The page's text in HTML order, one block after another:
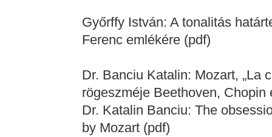
Győrffy István: A tonalitás
Ferenc emlékére (pdf)
Dr. Banciu Katalin: Mozart, „La
rögeszméje Beethoven, Chopin
Dr. Katalin Banciu: The
by Mozart (pdf)